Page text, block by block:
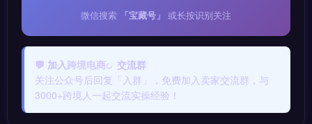
微信搜索 「宝藏号」 或长按识别关注
💬 加入跨境电商
交流群
关注公众号后回复「入群」，免费加入卖家交流群，与
3000+跨境人一起交流实操经验！